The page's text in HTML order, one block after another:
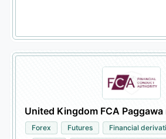
United Kingdom FCA
Forex Futures Financial